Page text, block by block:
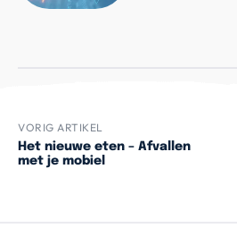
VORIG ARTIKEL
Het nieuwe eten – Afvallen
met je mobiel